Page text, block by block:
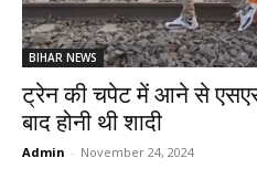
BIHAR NEWS
ट्रेन की चपेट में आने से
बाद होनी थी शादी
Admin - November 24, 2024